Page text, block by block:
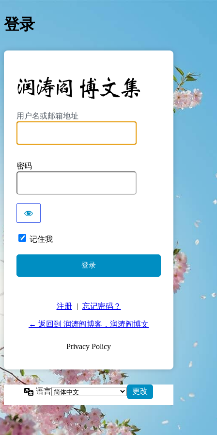
登录
https://
用户名或邮箱地址
密码
记住我
注册 | 忘记密码？
← 返回到 润涛阎博客，润涛阎博文
Privacy Policy
语言